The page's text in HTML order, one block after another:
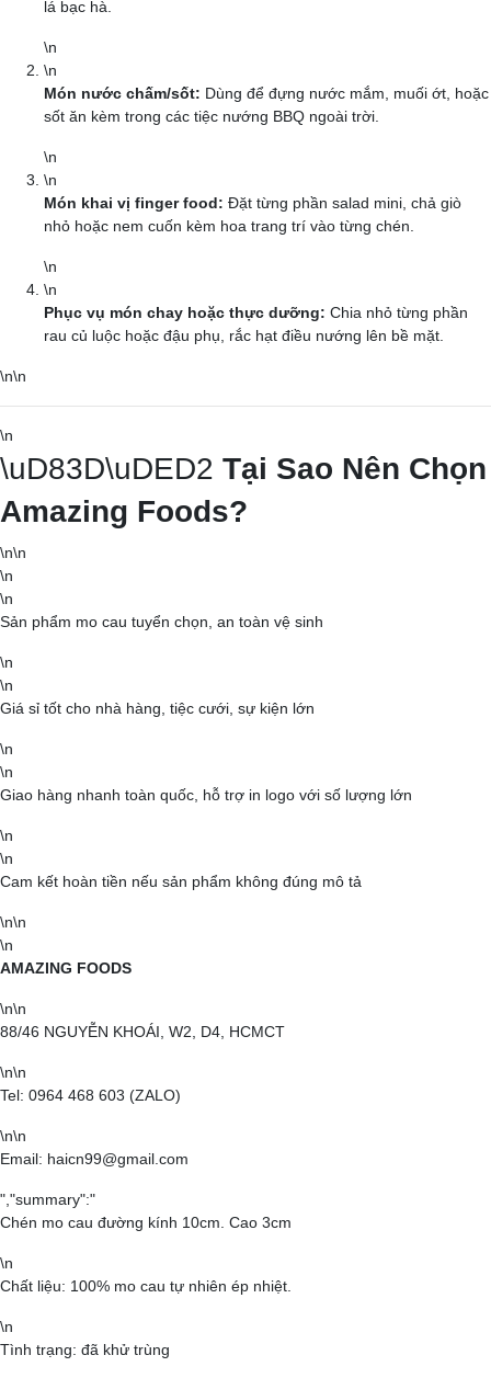
lá bạc hà.
\n
\n
Món nước chấm/sốt: Dùng để đựng nước mắm, muối ớt, hoặc
sốt ăn kèm trong các tiệc nướng BBQ ngoài trời.
\n
\n
Món khai vị finger food: Đặt từng phần salad mini, chả giò
nhỏ hoặc nem cuốn kèm hoa trang trí vào từng chén.
\n
\n
Phục vụ món chay hoặc thực dưỡng: Chia nhỏ từng phần
rau củ luộc hoặc đậu phụ, rắc hạt điều nướng lên bề mặt.
\n\n
\n
\uD83D\uDED2 Tại Sao Nên Chọn
Amazing Foods?
\n\n
\n
\n
Sản phẩm mo cau tuyển chọn, an toàn vệ sinh
\n
\n
Giá sỉ tốt cho nhà hàng, tiệc cưới, sự kiện lớn
\n
\n
Giao hàng nhanh toàn quốc, hỗ trợ in logo với số lượng lớn
\n
\n
Cam kết hoàn tiền nếu sản phẩm không đúng mô tả
\n\n
\n
AMAZING FOODS
\n\n
88/46 NGUYỄN KHOÁI, W2, D4, HCMCT
\n\n
Tel: 0964 468 603 (ZALO)
\n\n
Email: haicn99@gmail.com
","summary":"
Chén mo cau đường kính 10cm. Cao 3cm
\n
Chất liệu: 100% mo cau tự nhiên ép nhiệt.
\n
Tình trạng: đã khử trùng